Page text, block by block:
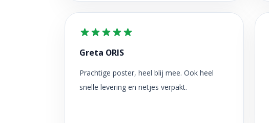
Greta ORIS
Prachtige poster, heel blij mee. Ook heel
snelle levering en netjes verpakt.